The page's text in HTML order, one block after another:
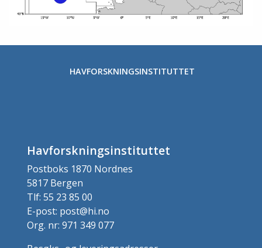
HAVFORSKNINGSINSTITUTTET
Havforskningsinstituttet
Postboks 1870 Nordnes
5817 Bergen
Tlf: 55 23 85 00
E-post: post@hi.no
Org. nr: 971 349 077